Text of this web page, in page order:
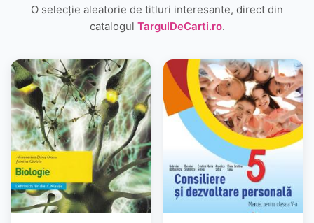
O selecție aleatorie de titluri interesante, direct din
catalogul TargulDeCarti.ro.